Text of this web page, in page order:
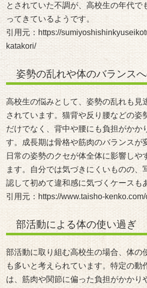
とされていた不調が、高校生の年代で
ってきているようです。
引用元： https://
katakori/
姿勢の乱れや体のバランス
高校生の悩みとして、姿勢の乱れも見
されています。猫背や反り腰などの姿
だけでなく、背中や腰にも負担がかか
す。成長期は骨格や筋肉のバランスが
日常の姿勢のクセが体全体に影響しや
ます。自分では気づきにくいものの、
認して初めて違和感に気づくケースも
引用元： https://www.taisho-
部活動による体の使い過ぎ
部活動に取り組む高校生の場合、体の
も多いと考えられています。特定の動
は、筋肉や関節に偏った負担がかかり